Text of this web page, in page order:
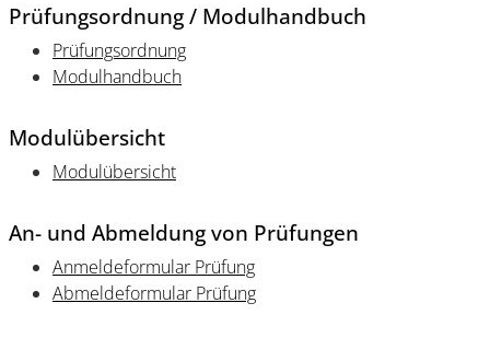
Prüfungsordnung / Modulhandbuch
Prüfungsordnung
Modulhandbuch
Modulübersicht
Modulübersicht
An- und Abmeldung von Prüfungen
Anmeldeformular Prüfung
Abmeldeformular Prüfung